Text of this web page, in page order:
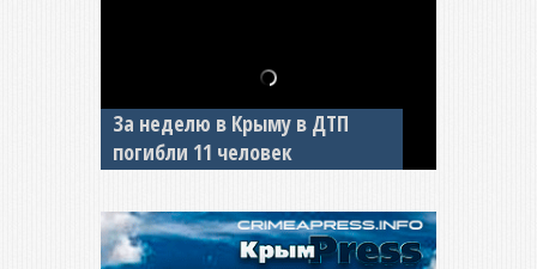
За неделю в Крыму в ДТП
погибли 11 человек
В Джанкое водитель ВАЗа
сбил двух детей на «зебре»